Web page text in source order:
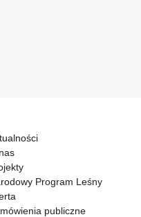
Program Leśny
publiczne